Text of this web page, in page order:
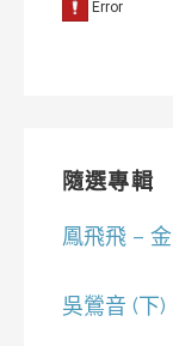
隨選專輯
鳳飛飛 –
吳鶯音 (下